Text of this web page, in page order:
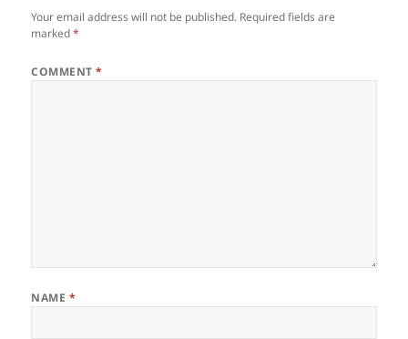
Your email address will not be published. Required fields are
marked*
COMMENT*
NAME *